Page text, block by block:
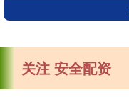
关注 安全配资